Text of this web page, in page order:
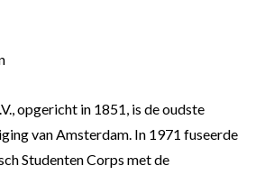
opgericht in 1851, is de oudste
van Amsterdam. In 1971 fuseerde
Studenten Corps met de